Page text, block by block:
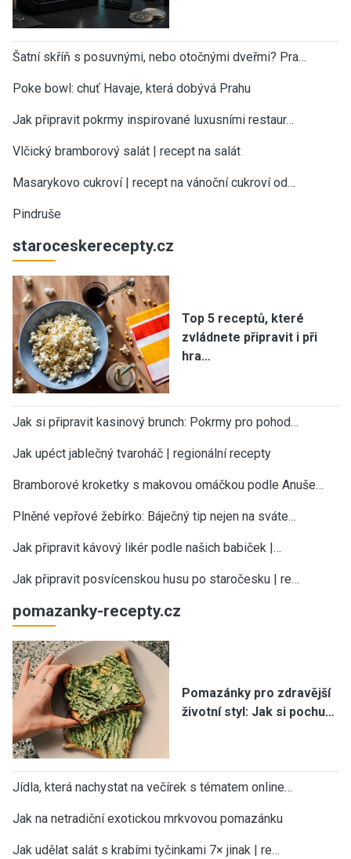
Šatní skříň s posuvnými, nebo otočnými dveřmi? Pra…
Poke bowl: chuť Havaje, která dobývá Prahu
Jak připravit pokrmy inspirované luxusními restaur…
Vlčický bramborový salát | recept na salát
Masarykovo cukroví | recept na vánoční cukroví od…
Pindruše
staroceskerecepty.cz
Top 5 receptů, které
zvládnete připravit i při
hra…
Jak si připravit kasinový brunch: Pokrmy pro pohod…
Jak upéct jablečný tvaroháč | regionální recepty
Bramborové kroketky s makovou omáčkou podle Anuše…
Plněné vepřové žebírko: Báječný tip nejen na sváte…
Jak připravit kávový likér podle našich babiček |…
Jak připravit posvícenskou husu po staročesku | re…
pomazanky-recepty.cz
Pomazánky pro zdravější
životní styl: Jak si pochu…
Jídla, která nachystat na večírek s tématem online…
Jak na netradiční exotickou mrkvovou pomazánku
Jak udělat salát s krabími tyčinkami 7× jinak | re…